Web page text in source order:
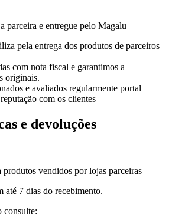
parceira e entregue pelo Magalu
pela entrega dos produtos de parceiros
com nota fiscal e garantimos a
originais.
e avaliados regularmente portal
com os clientes
e devoluções
vendidos por lojas parceiras
até 7 dias do recebimento.
consulte: